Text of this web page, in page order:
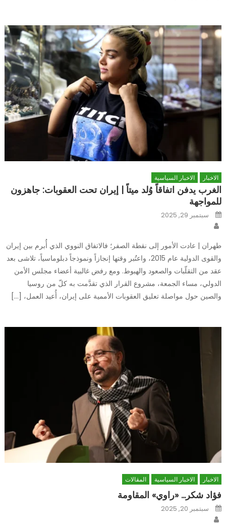
الاخبار الاخبار السياسية
الغرب يدفن اتفاقاً وُلد ميتاً | إيران تحت العقوبات: جاهزون
للمواجهة
Posted
onسبتمبر 29, 2025
طهران | عادت الأمور إلى نقطة الصفر؛ فالاتفاق النووي الذي أُبرم بين إيران
والقوى الدولية عام 2015، واعتُبر وقتها إنجازاً ونموذجاً دبلوماسياً، تلاشى بعد
عقد من التقلّبات والصعود والهبوط. ومع رفض غالبية أعضاء مجلس الأمن
الدولي، مساء الجمعة، مشروع القرار الذي تقدَّمت به كلّ من روسيا
والصين حول مواصلة تعليق العقوبات الأممية على إيران، أُعيد العمل، […]
الاخبار الاخبار السياسية المقالات
فؤاد شكر… «راوي» المقاومة
Posted
onسبتمبر 20, 2025